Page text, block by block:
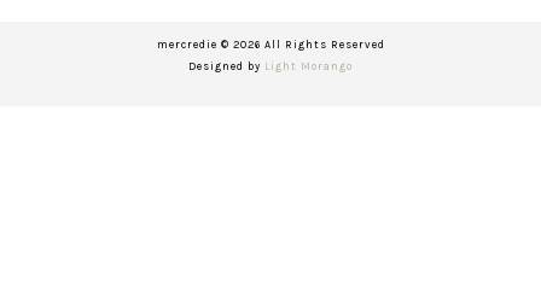
mercredie © 2026 All Rights Reserved
Designed by Light Morango